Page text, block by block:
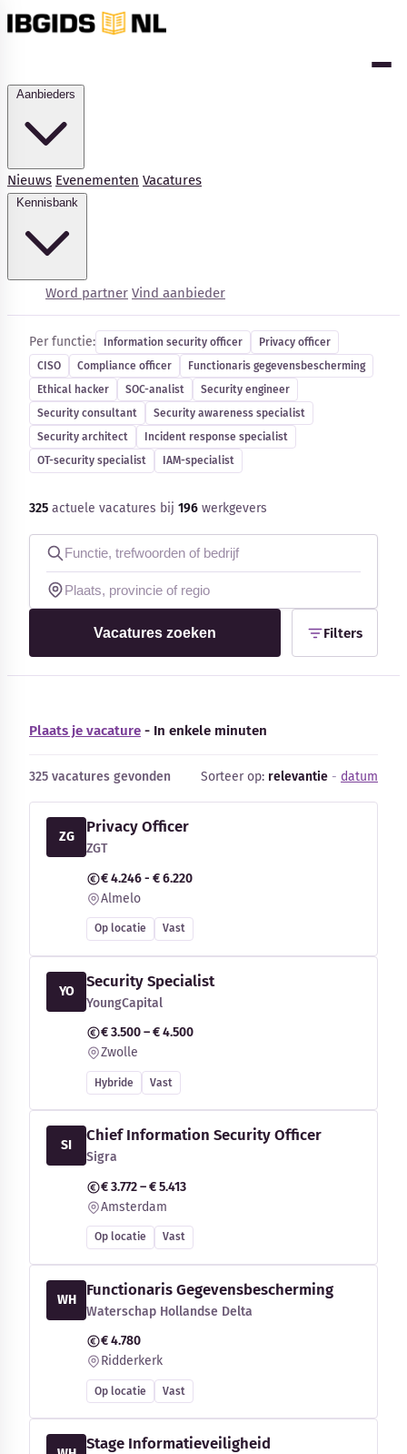
Nieuws Evenementen Vacatures
Word partner Vind aanbieder
Kennisbank
Blog
Bedrijfsupdates
Externe bronnen
Woordenboek
Auteurs
Cybersecurity-vacatures
Per functie: Information security officer
Privacy officer
CISO
Compliance officer
Functionaris gegevensbescherming
Ethical hacker
SOC-analist
Security engineer
Security consultant
Security awareness specialist
Security architect
Incident response specialist
OT-security specialist
IAM-specialist
325 actuele vacatures bij 196 werkgevers
Vacatures zoeken Filters
Plaats je vacature - In enkele minuten
325 vacatures gevonden Sorteer op: relevantie - datum
ZG
Privacy Officer
ZGT
€ 4.246 - € 6.220
Almelo
Op locatie Vast
YO
Security Specialist
YoungCapital
€ 3.500 – € 4.500
Zwolle
Hybride Vast
SI
Chief Information Security Officer
Sigra
€ 3.772 – € 5.413
Amsterdam
Op locatie Vast
WH
Functionaris Gegevensbescherming
Waterschap Hollandse Delta
€ 4.780
Ridderkerk
Op locatie Vast
Stage Informatieveiligheid